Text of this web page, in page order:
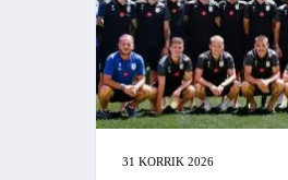
31 KORRIK 2026